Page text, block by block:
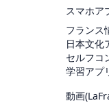
スマホア
フランス
日本文化
セルフコ
学習アプ
動画(